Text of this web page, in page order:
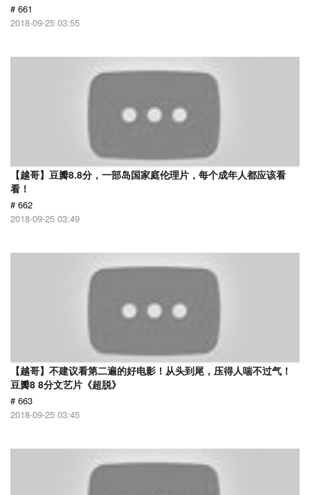
# 661
2018-09-25 03:55
【越哥】豆瓣8.8分，一部岛国家庭伦理片，每个成年人都应该看
看！
# 662
2018-09-25 03:49
【越哥】不建议看第二遍的好电影！从头到尾，压得人喘不过气！
豆瓣8 8分文艺片《超脱》
# 663
2018-09-25 03:45